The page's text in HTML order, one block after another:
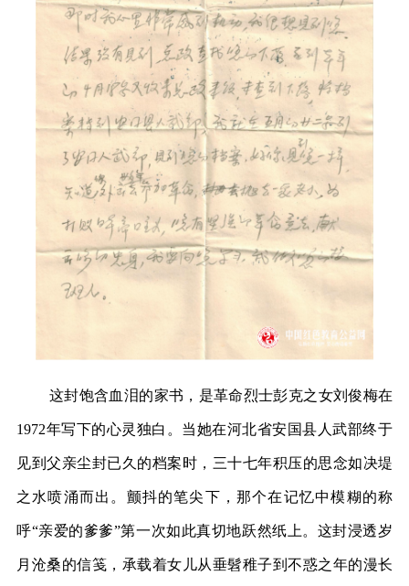
这封饱含血泪的家书，是革命烈士彭克之女刘俊梅在
1972年写下的心灵独白。当她在河北省安国县人武部终于
见到父亲尘封已久的档案时，三十七年积压的思念如决堤
之水喷涌而出。颤抖的笔尖下，那个在记忆中模糊的称
呼“亲爱的爹爹”第一次如此真切地跃然纸上。这封浸透岁
月沧桑的信笺，承载着女儿从垂髫稚子到不惑之年的漫长